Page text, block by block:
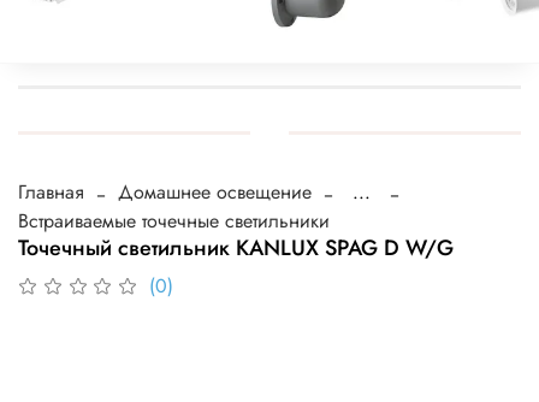
Главная Домашнее освещение
...
Встраиваемые точечные светильники
Точечный светильник KANLUX SPAG D W/G
(0)